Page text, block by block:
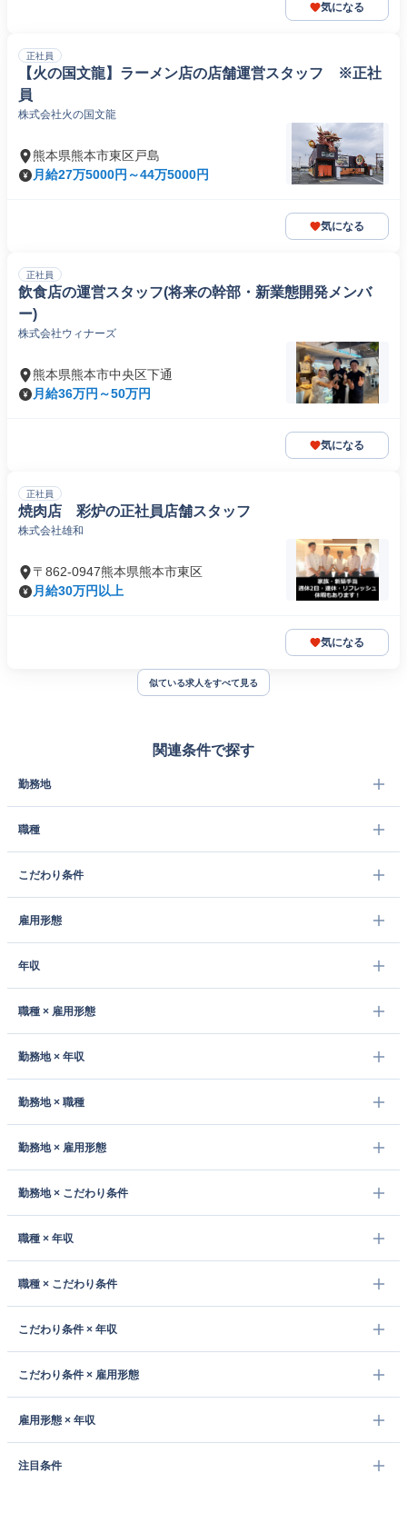
気になる
正社員
【火の国文龍】ラーメン店の店舗運営スタッフ ※正社
員
株式会社火の国文龍
熊本県熊本市東区戸島
月給27万5000円～44万5000円
気になる
正社員
飲食店の運営スタッフ(将来の幹部・新業態開発メンバ
ー)
株式会社ウィナーズ
熊本県熊本市中央区下通
月給36万円～50万円
気になる
正社員
焼肉店 彩炉の正社員店舗スタッフ
株式会社雄和
〒862-0947熊本県熊本市東区
月給30万円以上
気になる
似ている求人をすべて見る
関連条件で探す
勤務地
職種
こだわり条件
雇用形態
年収
職種 × 雇用形態
勤務地 × 年収
勤務地 × 職種
勤務地 × 雇用形態
勤務地 × こだわり条件
職種 × 年収
職種 × こだわり条件
こだわり条件 × 年収
こだわり条件 × 雇用形態
雇用形態 × 年収
注目条件